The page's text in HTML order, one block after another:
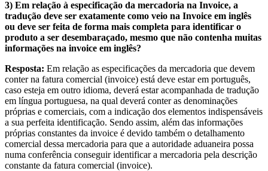
3) Em relação à especificação da mercadoria na Invoice, a
tradução deve ser exatamente como veio na Invoice em inglês
ou deve ser feita de forma mais completa para identificar o
produto a ser desembaraçado, mesmo que não contenha muitas
informações na invoice em inglês?
Resposta: Em relação as especificações da mercadoria que devem
conter na fatura comercial (invoice) está deve estar em português,
caso esteja em outro idioma, deverá estar acompanhada de tradução
em língua portuguesa, na qual deverá conter as denominações
próprias e comerciais, com a indicação dos elementos indispensáveis
a sua perfeita identificação. Sendo assim, além das informações
próprias constantes da invoice é devido também o detalhamento
comercial dessa mercadoria para que a autoridade aduaneira possa
numa conferência conseguir identificar a mercadoria pela descrição
constante da fatura comercial (invoice).